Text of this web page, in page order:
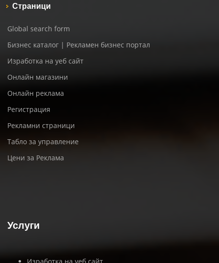
Страници
Global search form
Бизнес каталог | Рекламен бизнес портал
Изработка на уеб сайт
Онлайн магазини
Онлайн реклама
Регистрация
Рекламни страници
Табло за управление
Цени за Реклама
Услуги